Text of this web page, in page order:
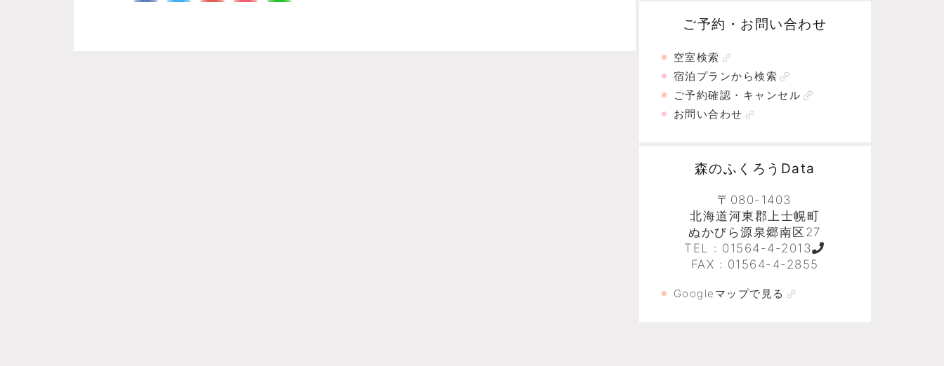
ご予約・お問い合わせ
空室検索
宿泊プランから検索
ご予約確認・キャンセル
お問い合わせ
森のふくろうData
〒080-1403
北海道河東郡上士幌町
ぬかびら源泉郷南区27
TEL : 01564-4-2013
FAX : 01564-4-2855
Googleマップで見る